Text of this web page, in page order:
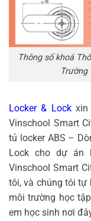
Thông số khoá
Trường
Locker & Lockxin
Vinschool Smart
tủ locker ABS –
Lock cho dự án
Vinschool Smart
tôi, và chúng tôi tự
môi trường học
em học sinh nơi